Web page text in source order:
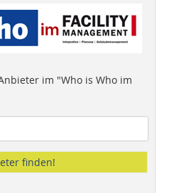
im "Who is Who im
finden!